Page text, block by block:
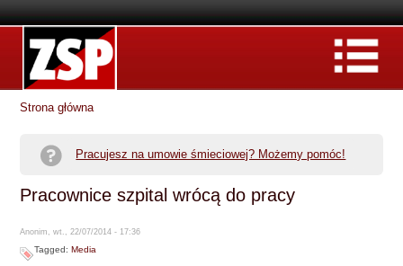
Strona główna
Pracujesz na umowie śmieciowej? Możemy pomóc!
Pracownice szpital wrócą do pracy
Anonim, wt., 22/07/2014 - 17:36
Tagged:Media